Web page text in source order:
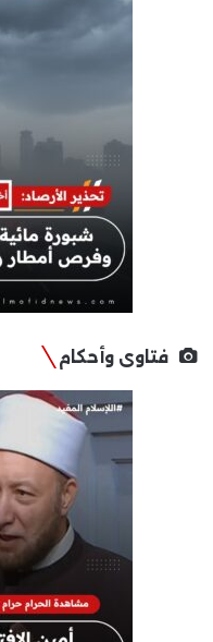
فتاوى وأحكام